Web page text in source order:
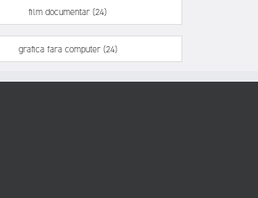
film documentar (24)
grafica fara computer (24)